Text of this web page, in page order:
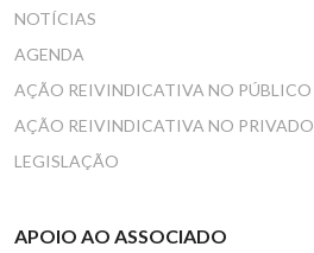
NOTÍCIAS
AGENDA
AÇÃO REIVINDICATIVA NO PÚBLICO
AÇÃO REIVINDICATIVA NO PRIVADO
LEGISLAÇÃO
APOIO AO ASSOCIADO